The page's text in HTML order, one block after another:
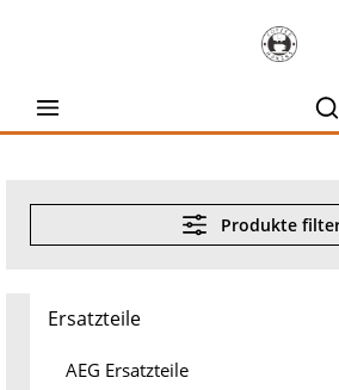
Produkte
Ersatzteile
AEG Ersatzteile